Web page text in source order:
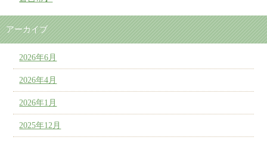
アーカイブ
2026年6月
2026年4月
2026年1月
2025年12月